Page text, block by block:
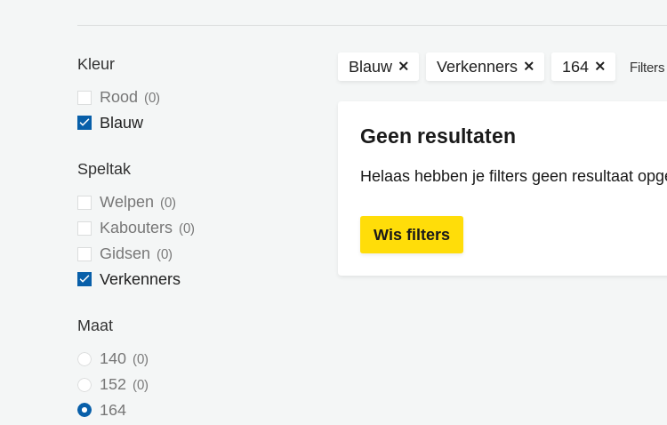
Kleur
Rood
0
Blauw
Speltak
Welpen
0
Kabouters 0
Gidsen 0
Verkenners
Maat
140
0
152 0
164
Blauw Verkenners 164
Geen resultaten
Helaas hebben je filters geen resultaat
Wis filters